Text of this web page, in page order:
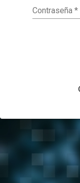
Contraseña *